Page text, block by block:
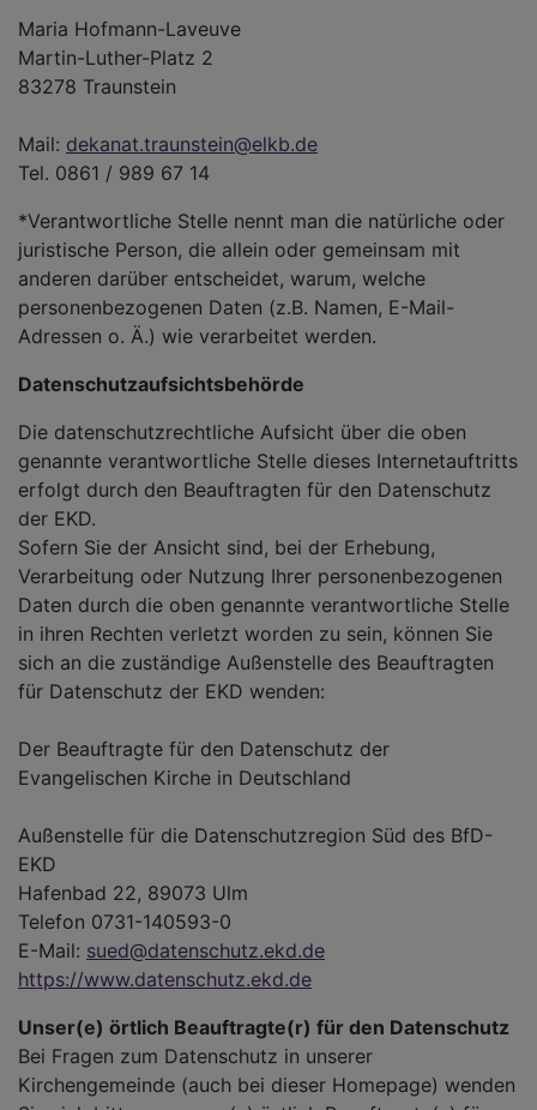
Maria Hofmann-Laveuve
Martin-Luther-Platz 2
83278 Traunstein
Mail: dekanat.traunstein@elkb.de
Tel. 0861 / 989 67 14
*Verantwortliche Stelle nennt man die natürliche oder
juristische Person, die allein oder gemeinsam mit
anderen darüber entscheidet, warum, welche
personenbezogenen Daten (z.B. Namen, E-Mail-
Adressen o. Ä.) wie verarbeitet werden.
Datenschutzaufsichtsbehörde
Die datenschutzrechtliche Aufsicht über die oben
genannte verantwortliche Stelle dieses Internetauftritts
erfolgt durch den Beauftragten für den Datenschutz
der EKD.
Sofern Sie der Ansicht sind, bei der Erhebung,
Verarbeitung oder Nutzung Ihrer personenbezogenen
Daten durch die oben genannte verantwortliche Stelle
in ihren Rechten verletzt worden zu sein, können Sie
sich an die zuständige Außenstelle des Beauftragten
für Datenschutz der EKD wenden:
Der Beauftragte für den Datenschutz der
Evangelischen Kirche in Deutschland
Außenstelle für die Datenschutzregion Süd des BfD-
EKD
Hafenbad 22, 89073 Ulm
Telefon 0731-140593-0
E-Mail: sued@datenschutz.ekd.de
https://www.datenschutz.ekd.de
Unser(e) örtlich Beauftragte(r) für den Datenschutz
Bei Fragen zum Datenschutz in unserer
Kirchengemeinde (auch bei dieser Homepage) wenden